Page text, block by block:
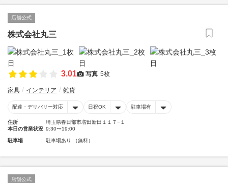
店舗公式
株式会社丸三
3.01 写真 5枚
家具 インテリア 雑貨
配達・デリバリー対応 日祝OK 駐車場有
住所
埼玉県春日部市増田新田１１７−１
本日の営業状況 9:30〜19:00
駐車場 駐車場あり （無料）
店舗公式